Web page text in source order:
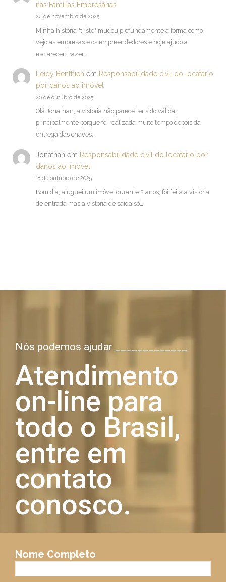
nas Famílias Empresárias
24 de novembro de 2025
Minha história "triste" mudou profundamente a forma como
vejo as empresas e os empreendedores e hoje ajudo a
esclarecer, trazer…
Leidy Benthien em Responsabilidade civil do locatário
por danos ao imóvel
20 de outubro de 2025
Olá Jonathan, a vistoria não parece ter sido válida,
principalmente porque foi realizada muito tempo depois da
entrega das chaves.…
Jonathan em Responsabilidade civil do locatário por
danos ao imóvel
18 de outubro de 2025
Bom dia, aluguei um imóvel durante 2 anos, foi feita a vistoria
de entrada mas a vistoria de saída só…
Nós podemos ajudar _____________
Atendimento
on-line para
todo o Brasil,
entre em
contato
conosco.
Nome Completo